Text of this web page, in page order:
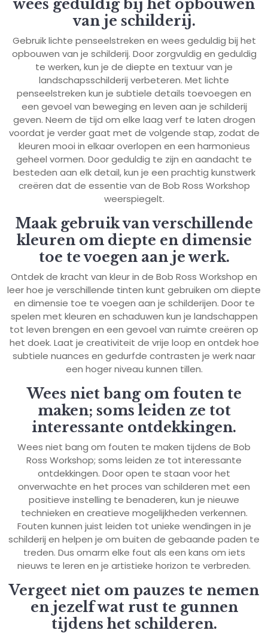
wees geduldig bij het opbouwen
van je schilderij.
Gebruik lichte penseelstreken en wees geduldig bij het
opbouwen van je schilderij. Door zorgvuldig en geduldig
te werken, kun je de diepte en textuur van je
landschapsschilderij verbeteren. Met lichte
penseelstreken kun je subtiele details toevoegen en
een gevoel van beweging en leven aan je schilderij
geven. Neem de tijd om elke laag verf te laten drogen
voordat je verder gaat met de volgende stap, zodat de
kleuren mooi in elkaar overlopen en een harmonieus
geheel vormen. Door geduldig te zijn en aandacht te
besteden aan elk detail, kun je een prachtig kunstwerk
creëren dat de essentie van de Bob Ross Workshop
weerspiegelt.
Maak gebruik van verschillende
kleuren om diepte en dimensie
toe te voegen aan je werk.
Ontdek de kracht van kleur in de Bob Ross Workshop en
leer hoe je verschillende tinten kunt gebruiken om diepte
en dimensie toe te voegen aan je schilderijen. Door te
spelen met kleuren en schaduwen kun je landschappen
tot leven brengen en een gevoel van ruimte creëren op
het doek. Laat je creativiteit de vrije loop en ontdek hoe
subtiele nuances en gedurfde contrasten je werk naar
een hoger niveau kunnen tillen.
Wees niet bang om fouten te
maken; soms leiden ze tot
interessante ontdekkingen.
Wees niet bang om fouten te maken tijdens de Bob
Ross Workshop; soms leiden ze tot interessante
ontdekkingen. Door open te staan voor het
onverwachte en het proces van schilderen met een
positieve instelling te benaderen, kun je nieuwe
technieken en creatieve mogelijkheden verkennen.
Fouten kunnen juist leiden tot unieke wendingen in je
schilderij en helpen je om buiten de gebaande paden te
treden. Dus omarm elke fout als een kans om iets
nieuws te leren en je artistieke horizon te verbreden.
Vergeet niet om pauzes te nemen
en jezelf wat rust te gunnen
tijdens het schilderen.